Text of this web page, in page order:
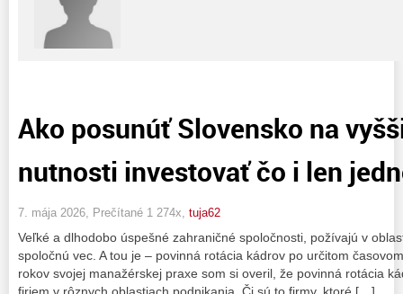
Ako posunúť Slovensko na
nutnosti investovať čo i len
7. mája 2026, Prečítané 1 274x, tuja62
Veľké a dlhodobo úspešné zahraničné spoločnosti, požívajú v
spoločnú vec. A tou je – povinná rotácia kádrov po určitom
rokov svojej manažérskej praxe som si overil, že povinná rotácia
firiem v rôznych oblastiach podnikania. Či sú to firmy, ktoré […]